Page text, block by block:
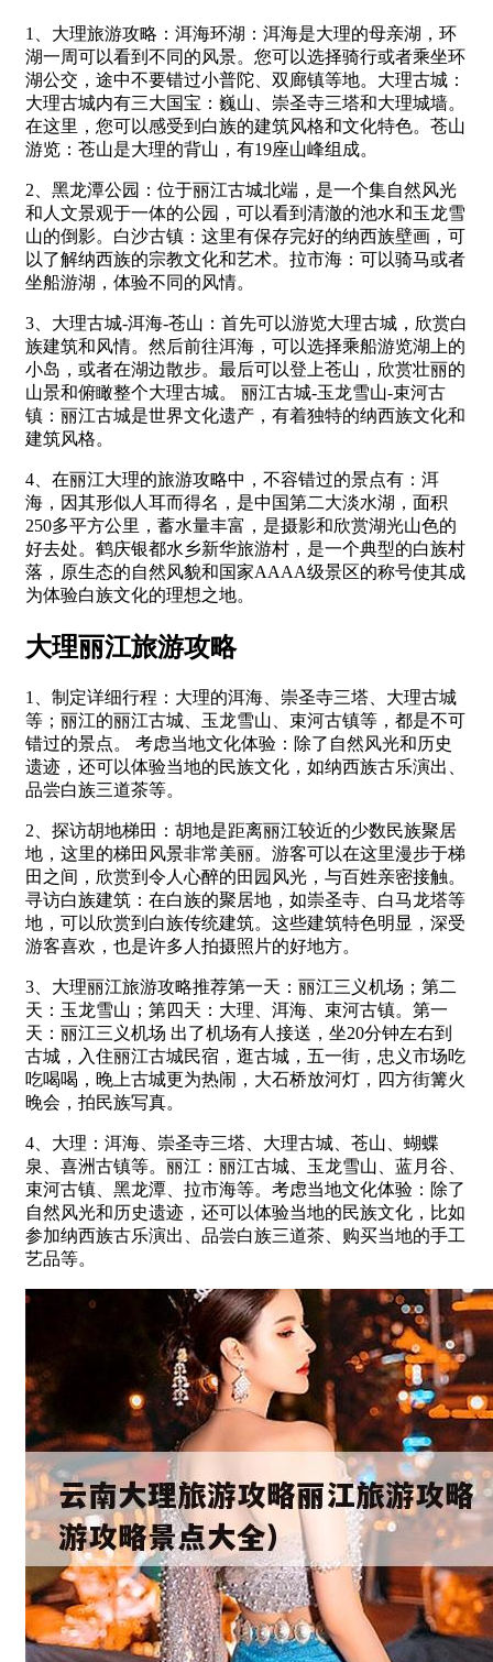
1、大理旅游攻略：洱海环湖：洱海是大理的母亲湖，环
湖一周可以看到不同的风景。您可以选择骑行或者乘坐环
湖公交，途中不要错过小普陀、双廊镇等地。大理古城：
大理古城内有三大国宝：巍山、崇圣寺三塔和大理城墙。
在这里，您可以感受到白族的建筑风格和文化特色。苍山
游览：苍山是大理的背山，有19座山峰组成。
2、黑龙潭公园：位于丽江古城北端，是一个集自然风光
和人文景观于一体的公园，可以看到清澈的池水和玉龙雪
山的倒影。白沙古镇：这里有保存完好的纳西族壁画，可
以了解纳西族的宗教文化和艺术。拉市海：可以骑马或者
坐船游湖，体验不同的风情。
3、大理古城-洱海-苍山：首先可以游览大理古城，欣赏白
族建筑和风情。然后前往洱海，可以选择乘船游览湖上的
小岛，或者在湖边散步。最后可以登上苍山，欣赏壮丽的
山景和俯瞰整个大理古城。 丽江古城-玉龙雪山-束河古
镇：丽江古城是世界文化遗产，有着独特的纳西族文化和
建筑风格。
4、在丽江大理的旅游攻略中，不容错过的景点有：洱
海，因其形似人耳而得名，是中国第二大淡水湖，面积
250多平方公里，蓄水量丰富，是摄影和欣赏湖光山色的
好去处。鹤庆银都水乡新华旅游村，是一个典型的白族村
落，原生态的自然风貌和国家AAAA级景区的称号使其成
为体验白族文化的理想之地。
大理丽江旅游攻略
1、制定详细行程：大理的洱海、崇圣寺三塔、大理古城
等；丽江的丽江古城、玉龙雪山、束河古镇等，都是不可
错过的景点。 考虑当地文化体验：除了自然风光和历史
遗迹，还可以体验当地的民族文化，如纳西族古乐演出、
品尝白族三道茶等。
2、探访胡地梯田：胡地是距离丽江较近的少数民族聚居
地，这里的梯田风景非常美丽。游客可以在这里漫步于梯
田之间，欣赏到令人心醉的田园风光，与百姓亲密接触。
寻访白族建筑：在白族的聚居地，如崇圣寺、白马龙塔等
地，可以欣赏到白族传统建筑。这些建筑特色明显，深受
游客喜欢，也是许多人拍摄照片的好地方。
3、大理丽江旅游攻略推荐第一天：丽江三义机场；第二
天：玉龙雪山；第四天：大理、洱海、束河古镇。第一
天：丽江三义机场 出了机场有人接送，坐20分钟左右到
古城，入住丽江古城民宿，逛古城，五一街，忠义市场吃
吃喝喝，晚上古城更为热闹，大石桥放河灯，四方街篝火
晚会，拍民族写真。
4、大理：洱海、崇圣寺三塔、大理古城、苍山、蝴蝶
泉、喜洲古镇等。丽江：丽江古城、玉龙雪山、蓝月谷、
束河古镇、黑龙潭、拉市海等。考虑当地文化体验：除了
自然风光和历史遗迹，还可以体验当地的民族文化，比如
参加纳西族古乐演出、品尝白族三道茶、购买当地的手工
艺品等。